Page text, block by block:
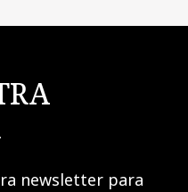
newsletter para